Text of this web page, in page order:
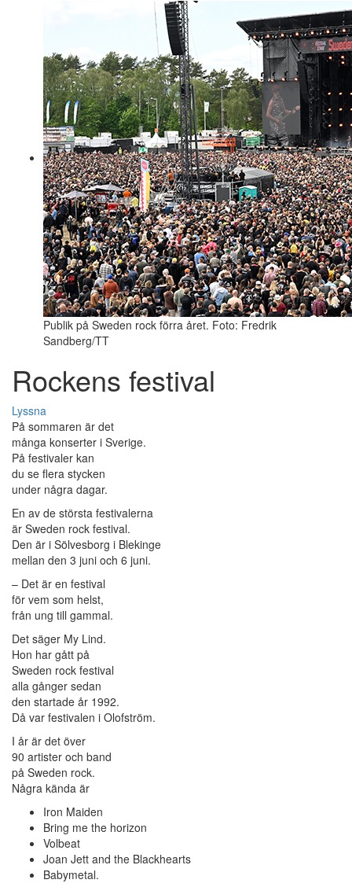
Publik på Sweden rock förra året. Foto: Fredrik
Sandberg/TT
Rockens festival
Lyssna
På sommaren är det
många konserter i Sverige.
På festivaler kan
du se flera stycken
under några dagar.
En av de största festivalerna
är Sweden rock festival.
Den är i Sölvesborg i Blekinge
mellan den 3 juni och 6 juni.
– Det är en festival
för vem som helst,
från ung till gammal.
Det säger My Lind.
Hon har gått på
Sweden rock festival
alla gånger sedan
den startade år 1992.
Då var festivalen i Olofström.
I år är det över
90 artister och band
på Sweden rock.
Några kända är
Iron Maiden
Bring me the horizon
Volbeat
Joan Jett and the Blackhearts
Babymetal.